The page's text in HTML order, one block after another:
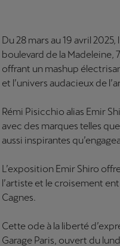
Du 28 mars au 19 avril
boulevard de la Madeleine,
offrant un mashup
et l’univers audacieux de
Rémi Pisicchio alias Emir
avec des marques telles
aussi inspirantes
L’exposition Emir Shiro
l’artiste et le croisement
Cagnes.
Cette ode à la liberté
Garage Paris, ouvert du